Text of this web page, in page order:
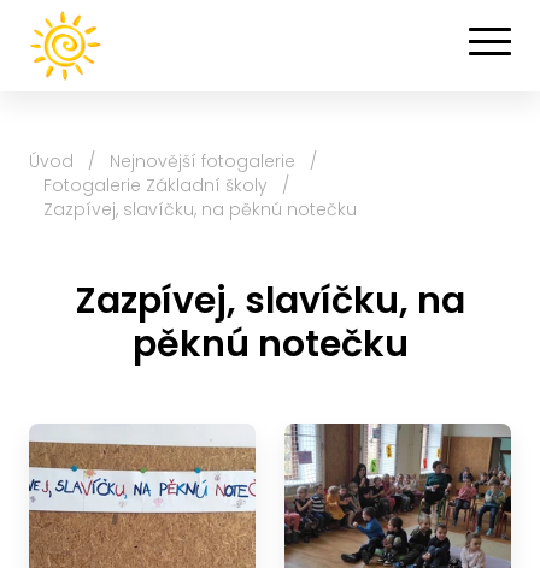
Úvod / Nejnovější fotogalerie
/
Fotogalerie Základní školy
/
Zazpívej, slavíčku, na pěknú notečku
Zazpívej, slavíčku, na
pěknú notečku